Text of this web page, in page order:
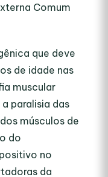
Comum
que deve
de idade nas
muscular
paralisia das
músculos de
do
no
da